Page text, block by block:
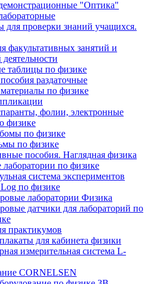
"Оптика"
для проверки знаний учащихся.
факультативных занятий и
таблицы по физике
раздаточные
по физике
фолии, электронные
физике
по физике
по физике
пособия. Наглядная физика
по физике
система экспериментов
по физике
лаборатории Физика
датчики для лабораторий по
практикумов
для кабинета физики
измерительная система L-
CORNELSEN